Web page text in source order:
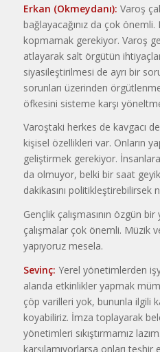
Erkan (Okmeydanı): Varoş
bağlayacağınız da çok
kopmamak gerekiyor. Varoş
atlayarak salt örgütün
siyasileştirilmesi de ayrı bir
sorunları üzerinden
öfkesini sisteme karşı
Varoştaki herkes de kavgacı
kişisel özellikleri var. Onların
geliştirmek gerekiyor.
da olmuyor, belki bir saat
dakikasını politikleştirebilirsek
Gençlik çalışmasının özgün
çalışmalar çok önemli. Müzik
yapıyoruz mesela.
Sevinç: Yerel yönetimlerden
alanda etkinlikler yapmak
çöp varilleri yok, bununla ilgili
koyabiliriz. İmza toplayarak
yönetimleri sıkıştırmamız
karşılamıyorlarsa onları